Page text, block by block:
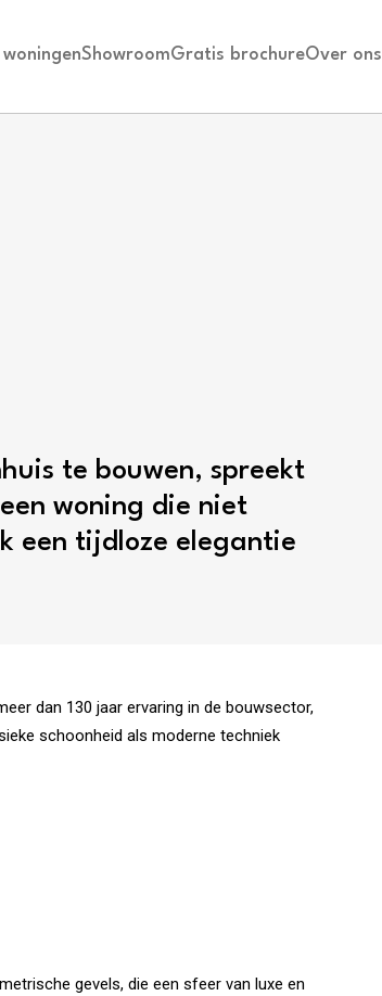
ShowroomGratis brochureOver ons
te bouwen, spreekt
woning die niet
een tijdloze elegantie
dan 130 jaar ervaring in de bouwsector,
schoonheid als moderne techniek
gevels, die een sfeer van luxe en